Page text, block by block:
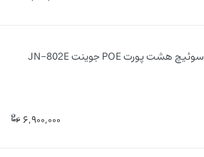
سوئیچ هشت پورت POE جوینت JN-802E
6,900,000